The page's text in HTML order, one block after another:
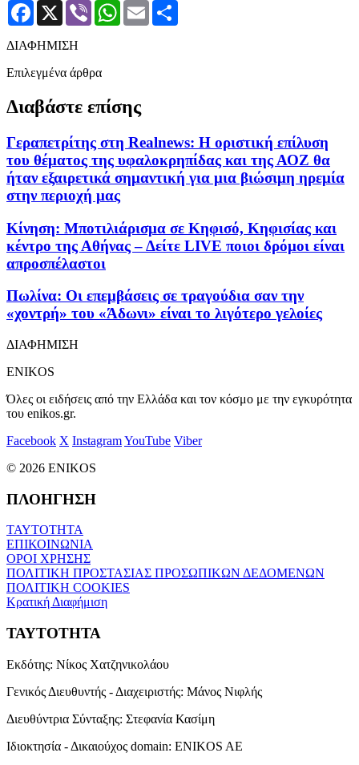
Facebook
X Viber WhatsApp
Email
ΔΙΑΦΗΜΙΣΗ
Επιλεγμένα άρθρα
Διαβάστε επίσης
Γεραπετρίτης στη Realnews: Η οριστική επίλυση
του θέματος της υφαλοκρηπίδας και της ΑΟΖ θα
ήταν εξαιρετικά σημαντική για μια βιώσιμη ηρεμία
στην περιοχή μας
Κίνηση: Μποτιλιάρισμα σε Κηφισό, Κηφισίας και
κέντρο της Αθήνας – Δείτε LIVE ποιοι δρόμοι είναι
απροσπέλαστοι
Πωλίνα: Οι επεμβάσεις σε τραγούδια σαν την
«χοντρή» του «Άδωνι» είναι το λιγότερο γελοίες
ΔΙΑΦΗΜΙΣΗ
ENIKOS
Όλες οι ειδήσεις από την Ελλάδα και τον κόσμο με την εγκυρότητα
του enikos.gr.
Facebook X InstagramYouTube Viber
© 2026 ENIKOS
ΠΛΟΗΓΗΣΗ
ΤΑΥΤΟΤΗΤΑ
ΕΠΙΚΟΙΝΩΝΙΑ
ΟΡΟΙ ΧΡΗΣΗΣ
ΠΟΛΙΤΙΚΗ ΠΡΟΣΤΑΣΙΑΣ ΠΡΟΣΩΠΙΚΩΝ ΔΕΔΟΜΕΝΩΝ
ΠΟΛΙΤΙΚΗ COOKIES
Κρατική Διαφήμιση
ΤΑΥΤΟΤΗΤΑ
Εκδότης: Νίκος Χατζηνικολάου
Γενικός Διευθυντής - Διαχειριστής: Μάνος Νιφλής
Διευθύντρια Σύνταξης: Στεφανία Κασίμη
Ιδιοκτησία - Δικαιούχος domain: ENIKOS AE